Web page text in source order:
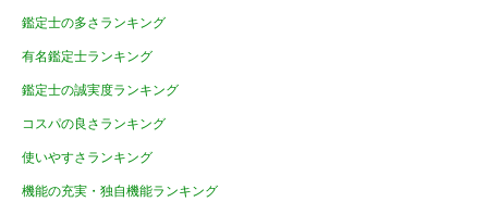
鑑定士の多さランキング
有名鑑定士ランキング
鑑定士の誠実度ランキング
コスパの良さランキング
使いやすさランキング
機能の充実・独自機能ランキング